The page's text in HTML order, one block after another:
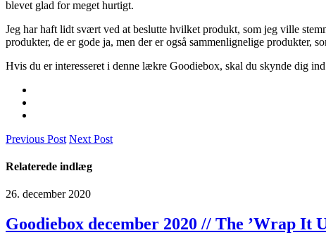
blevet glad for meget hurtigt.
Jeg har haft lidt svært ved at beslutte hvilket produkt, som jeg ville
produkter, de er gode ja, men der er også sammenlignelige produkter,
Hvis du er interesseret i denne lækre Goodiebox, skal du skynde dig ind
Previous Post Next Post
Relaterede indlæg
26. december 2020
Goodiebox december 2020 // The ’Wrap It